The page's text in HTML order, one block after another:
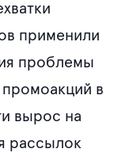
применили
проблемы
в
вырос на
рассылок